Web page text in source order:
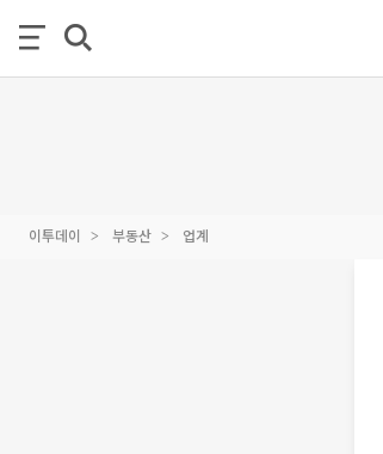
이투데이 부동산 업계